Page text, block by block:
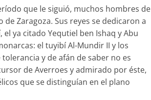
que le siguió, muchos hombres de
Zaragoza. Sus reyes se dedicaron a
ya citado Yequtiel ben Ishaq y Abu
el tuyibí Al-Mundir II y los
y de afán de saber no es
de Averroes y admirado por éste,
que se distinguían en el plano